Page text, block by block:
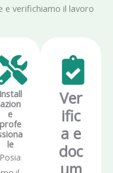
e verifichiamo il lavoro
Install
azion
e
profe
le
Posia
Ver
ific
a e
doc
um